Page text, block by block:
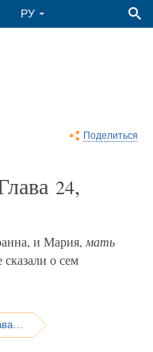
Поделиться
24,
и Мария, мать
о сем
Евангелие от Луки, Глава 24